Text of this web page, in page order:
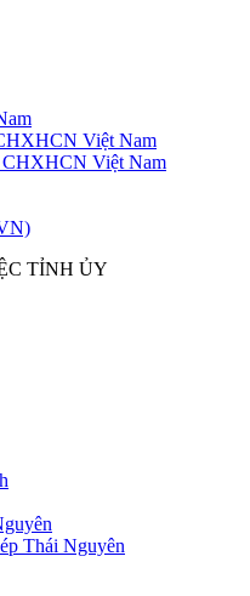
Việt Nam
Việt Nam
TỈNH ỦY
Thái Nguyên